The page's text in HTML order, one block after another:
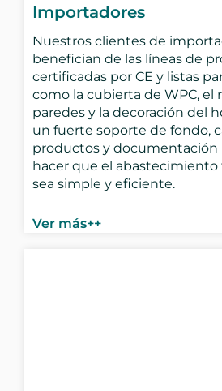
Importadores
Nuestros clientes de
benefician de las líneas de
certificadas por CE y listas
como la cubierta de WPC,
paredes y la decoración del
un fuerte soporte de fondo,
productos y documentación
hacer que el
sea simple y eficiente.
Ver más++